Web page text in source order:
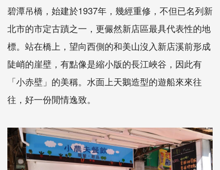
碧潭吊橋，始建於1937年，幾經重修，不但已名列新
北市的市定古蹟之一，更儼然新店區最具代表性的地
標。站在橋上，望向西側的和美山沒入新店溪前形成
陡峭的崖壁，有點像是縮小版的長江峽谷，因此有
「小赤壁」的美稱。水面上天鵝造型的遊船來來往
往，好一份閒情逸致。